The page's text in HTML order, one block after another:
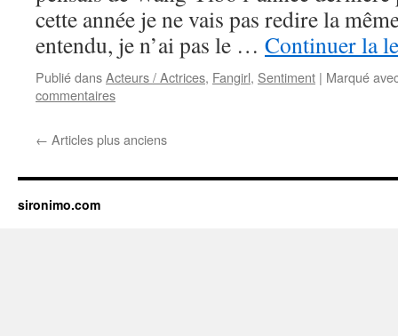
cette année je ne vais pas redire la
entendu, je n’ai pas le … Continuer la
Publié dansActeurs / Actrices, Fangirl, Sentiment | Marqué
commentaires
← Articles plus anciens
sironimo.com